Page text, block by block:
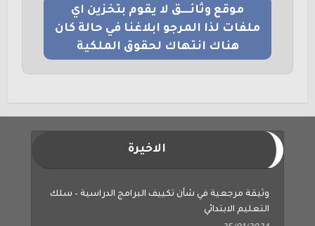
ملفات لذا المرجو ابلاغنا في حالة كان
هناك انتهاك لحقوق الملكية
التعليم الابتدائي
25/01/2024